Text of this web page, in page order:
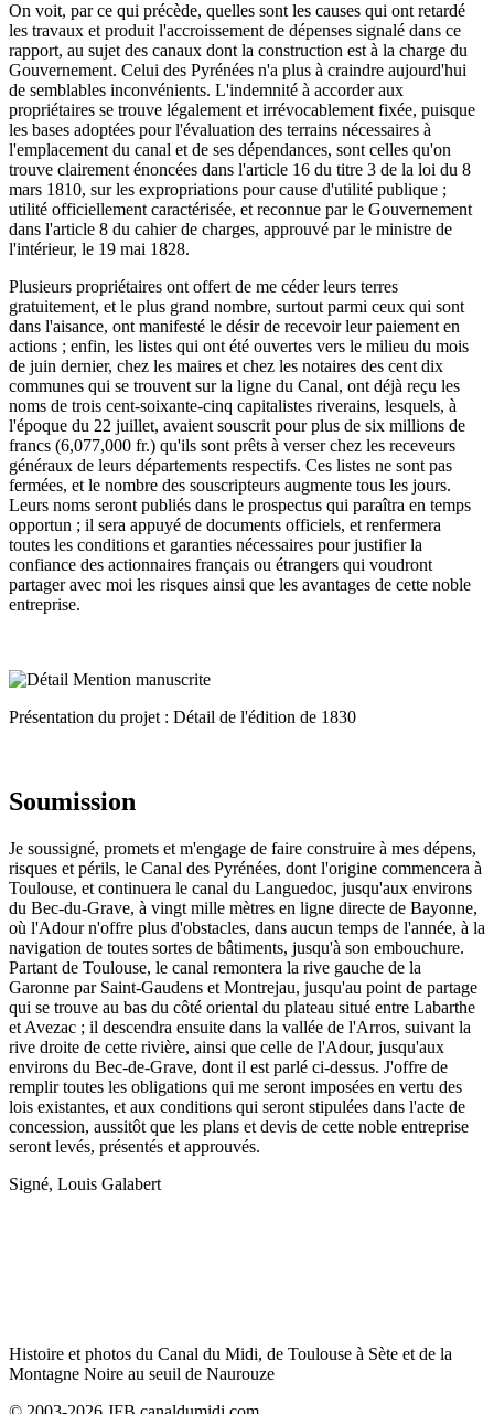
On voit, par ce qui précède, quelles sont les causes qui ont retardé
les travaux et produit l'accroissement de dépenses signalé dans ce
rapport, au sujet des canaux dont la construction est à la charge du
Gouvernement. Celui des Pyrénées n'a plus à craindre aujourd'hui
de semblables inconvénients. L'indemnité à accorder aux
propriétaires se trouve légalement et irrévocablement fixée, puisque
les bases adoptées pour l'évaluation des terrains nécessaires à
l'emplacement du canal et de ses dépendances, sont celles qu'on
trouve clairement énoncées dans l'article 16 du titre 3 de la loi du 8
mars 1810, sur les expropriations pour cause d'utilité publique ;
utilité officiellement caractérisée, et reconnue par le Gouvernement
dans l'article 8 du cahier de charges, approuvé par le ministre de
l'intérieur, le 19 mai 1828.
Plusieurs propriétaires ont offert de me céder leurs terres
gratuitement, et le plus grand nombre, surtout parmi ceux qui sont
dans l'aisance, ont manifesté le désir de recevoir leur paiement en
actions ; enfin, les listes qui ont été ouvertes vers le milieu du mois
de juin dernier, chez les maires et chez les notaires des cent dix
communes qui se trouvent sur la ligne du Canal, ont déjà reçu les
noms de trois cent-soixante-cinq capitalistes riverains, lesquels, à
l'époque du 22 juillet, avaient souscrit pour plus de six millions de
francs (6,077,000 fr.) qu'ils sont prêts à verser chez les receveurs
généraux de leurs départements respectifs. Ces listes ne sont pas
fermées, et le nombre des souscripteurs augmente tous les jours.
Leurs noms seront publiés dans le prospectus qui paraîtra en temps
opportun ; il sera appuyé de documents officiels, et renfermera
toutes les conditions et garanties nécessaires pour justifier la
confiance des actionnaires français ou étrangers qui voudront
partager avec moi les risques ainsi que les avantages de cette noble
entreprise.
Présentation du projet : Détail de l'édition de 1830
Soumission
Je soussigné, promets et m'engage de faire construire à mes dépens,
risques et périls, le Canal des Pyrénées, dont l'origine commencera à
Toulouse, et continuera le canal du Languedoc, jusqu'aux environs
du Bec-du-Grave, à vingt mille mètres en ligne directe de Bayonne,
où l'Adour n'offre plus d'obstacles, dans aucun temps de l'année, à la
navigation de toutes sortes de bâtiments, jusqu'à son embouchure.
Partant de Toulouse, le canal remontera la rive gauche de la
Garonne par Saint-Gaudens et Montrejau, jusqu'au point de partage
qui se trouve au bas du côté oriental du plateau situé entre Labarthe
et Avezac ; il descendra ensuite dans la vallée de l'Arros, suivant la
rive droite de cette rivière, ainsi que celle de l'Adour, jusqu'aux
environs du Bec-de-Grave, dont il est parlé ci-dessus. J'offre de
remplir toutes les obligations qui me seront imposées en vertu des
lois existantes, et aux conditions qui seront stipulées dans l'acte de
concession, aussitôt que les plans et devis de cette noble entreprise
seront levés, présentés et approuvés.
Signé, Louis Galabert
Histoire et photos du Canal du Midi, de Toulouse à Sète et de la
Montagne Noire au seuil de Naurouze